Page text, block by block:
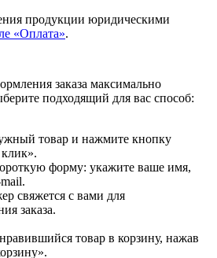
продукции юридическими
«Оплата».
заказа максимально
подходящий для вас способ:
товар и нажмите кнопку
форму: укажите ваше имя,
свяжется с вами для
заказа.
товар в корзину, нажав